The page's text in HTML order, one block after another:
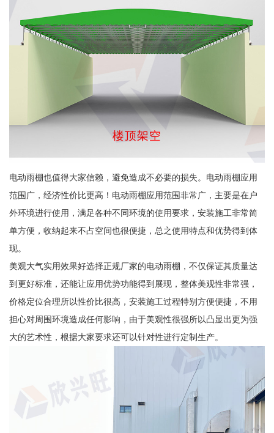
电动雨棚也值得大家信赖，避免造成不必要的损失。电动雨棚应用
范围广，经济性价比更高！电动雨棚应用范围非常广，主要是在户
外环境进行使用，满足各种不同环境的使用要求，安装施工非常简
单方便，收纳起来不占空间也很便捷，总之使用特点和优势得到体
现。
美观大气实用效果好选择正规厂家的电动雨棚，不仅保证其质量达
到更好标准，还能让应用优势功能得到展现，整体美观性非常强，
价格定位合理所以性价比很高，安装施工过程特别方便便捷，不用
担心对周围环境造成任何影响，由于美观性很强所以凸显出更为强
大的艺术性，根据大家要求还可以针对性进行定制生产。